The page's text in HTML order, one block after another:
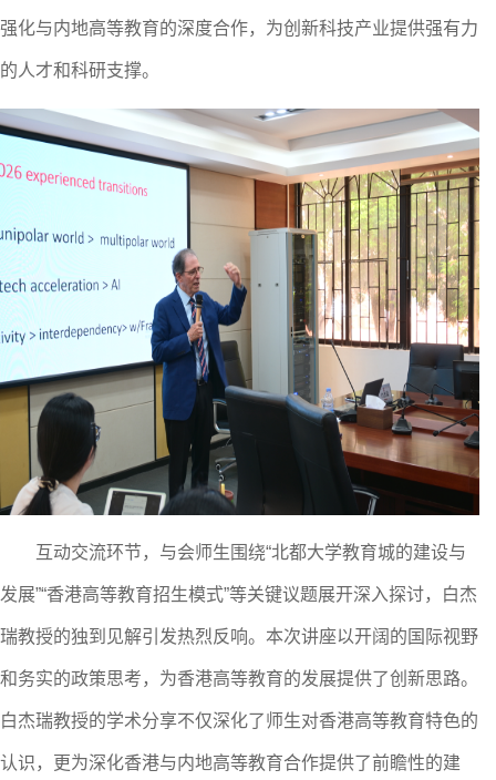
强化与内地高等教育的深度合作， 为创新科技产业提供强有力
的人才和科研支撑。
互动交流环节，与会师生围绕“北都大学教育城的建设与
发展”“香港高等教育招生模式”等关键议题展开深入探讨，白杰
瑞教授的独到见解引发热烈反响。本次讲座以开阔的国际视野
和务实的政策思考，为香港高等教育的发展提供了创新思路。
白杰瑞教授的学术分享不仅深化了师生对香港高等教育特色的
认识，更为深化香港与内地高等教育合作提供了前瞻性的建